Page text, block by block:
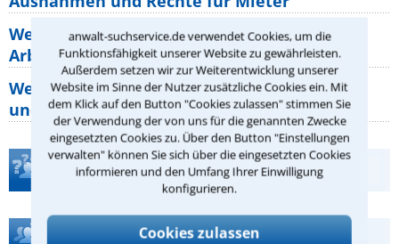
anwalt-suchservice.de verwendet Cookies, um die
Funktionsfähigkeit unserer Website zu gewährleisten.
Außerdem setzen wir zur Weiterentwicklung unserer
Website im Sinne der Nutzer zusätzliche Cookies ein. Mit
dem Klick auf den Button "Cookies zulassen" stimmen Sie
der Verwendung der von uns für die genannten Zwecke
eingesetzten Cookies zu. Über den Button "Einstellungen
verwalten" können Sie sich über die eingesetzten Cookies
informieren und den Umfang Ihrer Einwilligung
konfigurieren.
Cookies zulassen
Welche Regeln für Teilnahme, Urlaub,
Arbeitszeit gelten beim
Welche Rechte hat der Käufer eines Pferdes
und wie macht man sie
Teste Dein Rechtswissen
Hilfe bei Ihrer Anwaltsuche?